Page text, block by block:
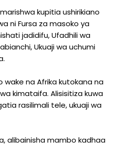
kupitia ushirikiano
ni Fursa za masoko ya
jadidifu, Ufadhili wa
Ukuaji wa uchumi
wake na Afrika kutokana na
kimataifa. Alisisitiza kuwa
rasilimali tele, ukuaji wa
alibainisha mambo kadhaa